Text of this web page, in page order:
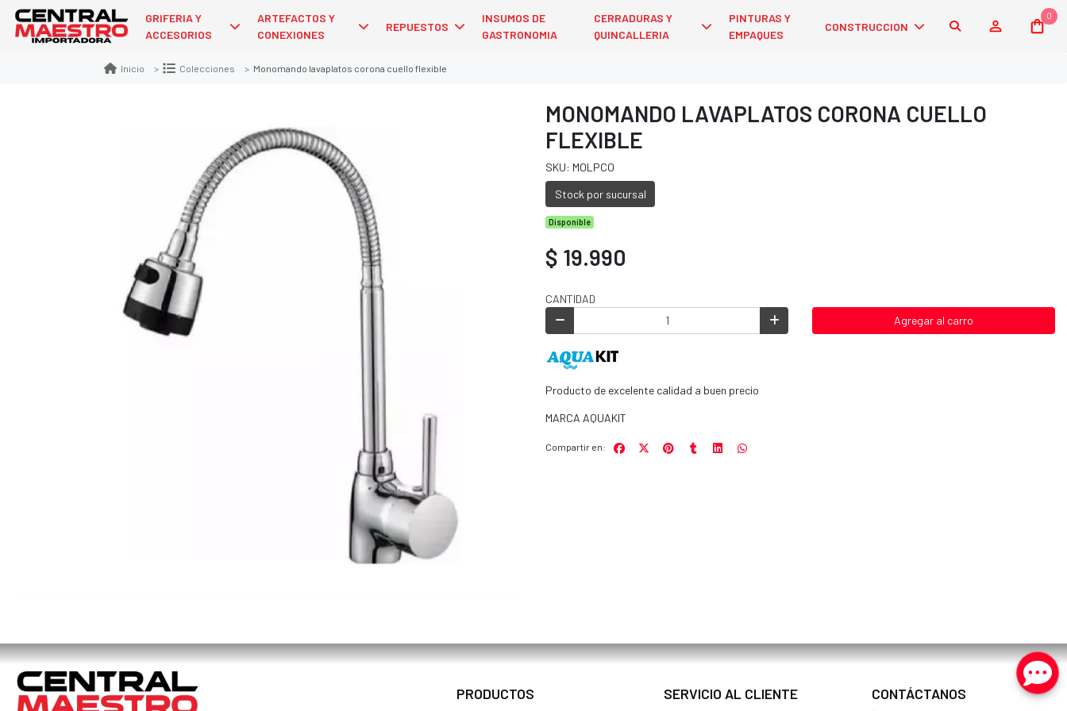
GRIFERIA Y
ACCESORIOS
ARTEFACTOS Y
CONEXIONES
REPUESTOS
INSUMOS DE
GASTRONOMIA
CERRADURAS Y
QUINCALLERIA
PINTURAS Y
EMPAQUES
CONSTRUCCION
0
Inicio Colecciones Monomando lavaplatos corona cuello flexible
MONOMANDO LAVAPLATOS CORONA CUELLO
FLEXIBLE
SKU: MOLPCO
Stock por sucursal
Disponible
$ 19.990
CANTIDAD
Agregar al carro
Producto de excelente calidad a buen precio
MARCA AQUAKIT
Compartir en:
PRODUCTOS SERVICIO AL CLIENTE CONTÁCTANOS